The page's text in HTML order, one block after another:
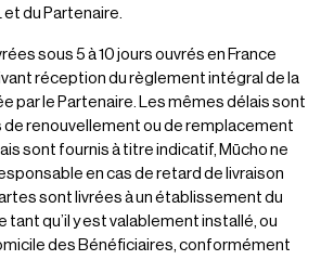
du Partenaire.
sous 5 à 10 jours ouvrés en France
réception du règlement intégral de la
par le Partenaire. Les mêmes délais sont
de renouvellement ou de remplacement
sont fournis à titre indicatif, Mūcho ne
en cas de retard de livraison
sont livrées à un établissement du
tant qu’il y est valablement installé, ou
des Bénéficiaires, conformément